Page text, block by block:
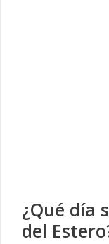
¿Qué día
del